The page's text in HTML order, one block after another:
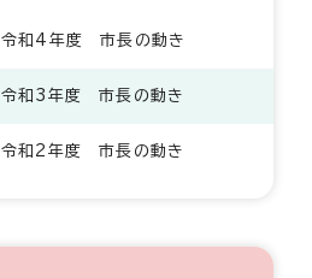
令和4年度 市長の動き
令和3年度 市長の動き
令和2年度 市長の動き